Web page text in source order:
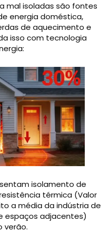
mal isoladas são fontes
energia doméstica,
de aquecimento e
isso com tecnologia
isolamento de
térmica (Valor
a média da indústria de
espaços adjacentes)
verão.